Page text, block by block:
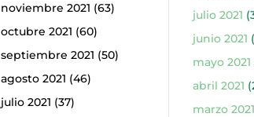
noviembre 2021 (63)
octubre 2021 (60)
septiembre 2021 (50)
agosto 2021 (46)
julio 2021 (37)
julio 2021
junio 2021
mayo 2021
abril 2021
marzo 2021